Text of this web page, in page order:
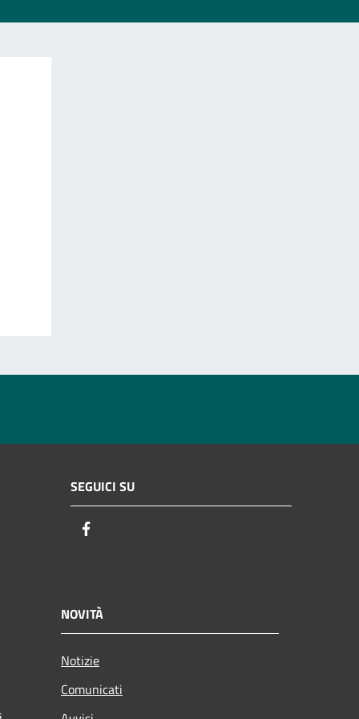
SEGUICI SU
NOVITÀ
Notizie
Comunicati